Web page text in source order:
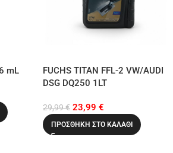
mL
FUCHS TITAN FFL-2 VW/AUDI
DSG DQ250 1LT
29,99€ 23,99 €
ΠΡΟΣΘΉΚΗ ΣΤΟ ΚΑΛΆΘΙ